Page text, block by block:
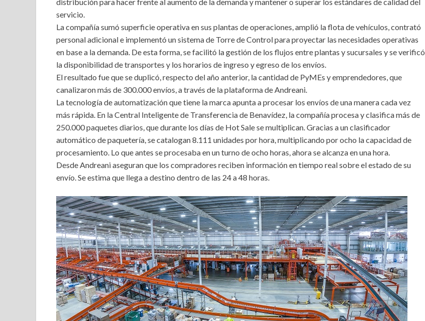
distribución para hacer frente al aumento de la demanda y mantener o superar los estándares de calidad del
servicio.
La compañía sumó superficie operativa en sus plantas de operaciones, amplió la flota de vehículos, contrató
personal adicional e implementó un sistema de Torre de Control para proyectar las necesidades operativas
en base a la demanda. De esta forma, se facilitó la gestión de los flujos entre plantas y sucursales y se verificó
la disponibilidad de transportes y los horarios de ingreso y egreso de los envíos.
El resultado fue que se duplicó, respecto del año anterior, la cantidad de PyMEs y emprendedores, que
canalizaron más de 300.000 envíos, a través de la plataforma de Andreani.
La tecnología de automatización que tiene la marca apunta a procesar los envíos de una manera cada vez
más rápida. En la Central Inteligente de Transferencia de Benavídez, la compañía procesa y clasifica más de
250.000 paquetes diarios, que durante los días de Hot Sale se multiplican. Gracias a un clasificador
automático de paquetería, se catalogan 8.111 unidades por hora, multiplicando por ocho la capacidad de
procesamiento. Lo que antes se procesaba en un turno de ocho horas, ahora se alcanza en una hora.
Desde Andreani aseguran que los compradores reciben información en tiempo real sobre el estado de su
envío. Se estima que llega a destino dentro de las 24 a 48 horas.